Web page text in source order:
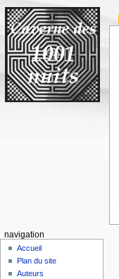
navigation
Accueil
Plan du site
Auteurs